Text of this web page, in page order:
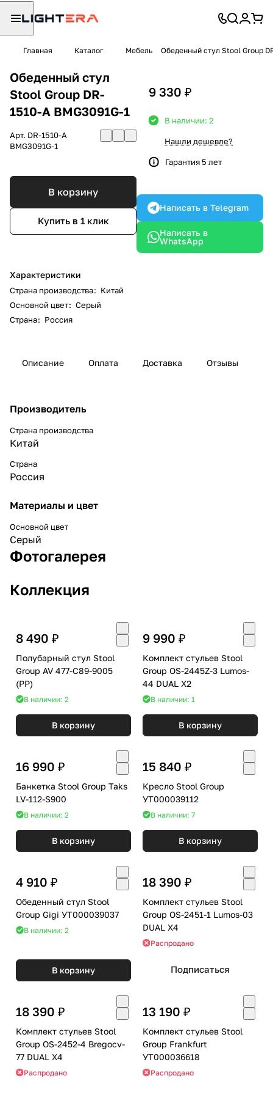
Главная Каталог Мебель Обеденный стул Stool Group
Обеденный стул
Stool Group DR-
1510-A BMG3091G-1
Арт. DR-1510-A
BMG3091G-1
В корзину
Купить в 1 клик
Характеристики
Страна производства: Китай
Основной цвет: Серый
Страна: Россия
9 330 ₽
В наличии: 2
Нашли дешевле?
Гарантия 5 лет
Написать в Telegram
Написать в
WhatsApp
Описание Оплата Доставка Отзывы
Производитель
Страна производства
Китай
Страна
Россия
Материалы и цвет
Основной цвет
Серый
Фотогалерея
Коллекция
8 490 ₽
Полубарный стул Stool
Group AV 477-C89-9005
(PP)
В наличии: 2
В корзину
9 990 ₽
Комплект стульев Stool
Group OS-2445Z-3 Lumos-
44 DUAL X2
В наличии: 1
В корзину
16 990 ₽
Банкетка Stool Group Taks
LV-112-S900
В наличии: 2
В корзину
15 840 ₽
Кресло Stool Group
УТ000039112
В наличии: 7
В корзину
4 910 ₽
Обеденный стул Stool
Group Gigi УТ000039037
В наличии: 2
В корзину
18 390 ₽
Комплект стульев Stool
Group OS-2451-1 Lumos-03
DUAL X4
Распродано
Подписаться
18 390 ₽
Комплект стульев Stool
Group OS-2452-4 Bregocv-
77 DUAL X4
Распродано
13 190 ₽
Комплект стульев Stool
Group Frankfurt
УТ000036618
Распродано